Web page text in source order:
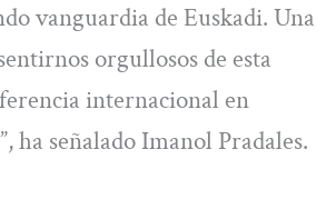
vanguardia de Euskadi. Una
orgullosos de esta
internacional en
ha señalado Imanol Pradales.